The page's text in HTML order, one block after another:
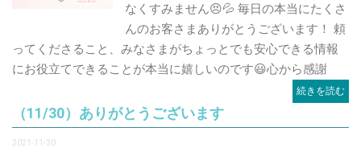
なくすみません😣💦 毎日の本当にたくさ
んのお客さまありがとうございます！ 頼
ってくださること、みなさまがちょっとでも安心できる情報
にお役立てできることが本当に嬉しいのです😃心から感謝
続きを読む
（11/30）ありがとうございます
2021-11-30